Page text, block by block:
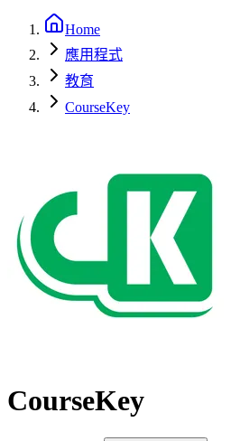
Home
應用程式
教育
CourseKey
CourseKey